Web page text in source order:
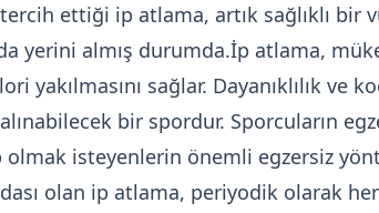
ettiği ip atlama, artık sağlıklı bir
yerini almış durumda.İp atlama,
yakılmasını sağlar. Dayanıklılık ve
bir spordur. Sporcuların
isteyenlerin önemli egzersiz
olan ip atlama, periyodik olarak